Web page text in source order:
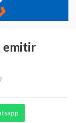
emitir